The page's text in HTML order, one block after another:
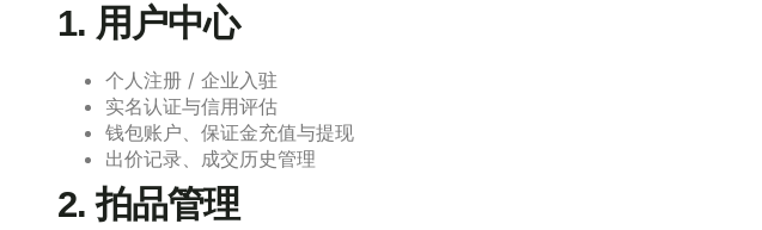
1. 用户中心
个人注册 / 企业入驻
实名认证与信用评估
钱包账户、保证金充值与提现
出价记录、成交历史管理
2. 拍品管理